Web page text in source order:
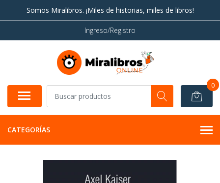
Somos Miralibros. ¡Miles de historias, miles de libros!
Ingreso/Registro
0
CATEGORÍAS